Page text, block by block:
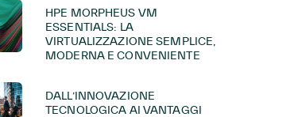
HPE MORPHEUS VM
ESSENTIALS: LA
VIRTUALIZZAZIONE SEMPLICE,
MODERNA E CONVENIENTE
DALL’INNOVAZIONE
TECNOLOGICA AI VANTAGGI